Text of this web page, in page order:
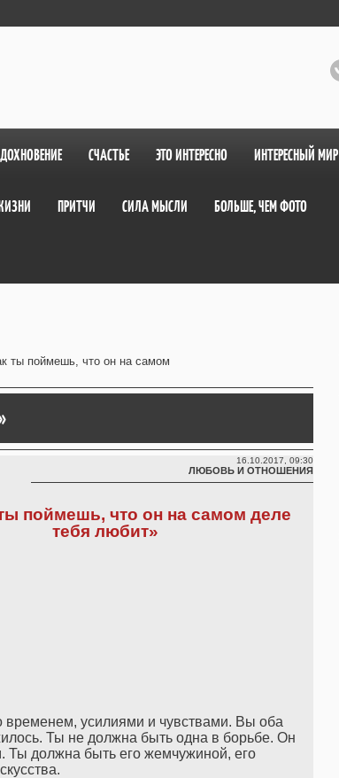
СЧАСТЬЕ ЭТО ИНТЕРЕСНО ИНТЕРЕСНЫЙ МИР
ПРИТЧИ СИЛА МЫСЛИ БОЛЬШЕ, ЧЕМ ФОТО
ты поймешь, что он на самом
16.10.2017, 09:30
ЛЮБОВЬ И ОТНОШЕНИЯ
поймешь, что он на самом деле
тебя любит»
временем, усилиями и чувствами. Вы оба
Ты не должна быть одна в борьбе. Он
Ты должна быть его жемчужиной, его